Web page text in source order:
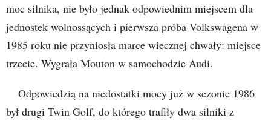
moc silnika, nie było jednak odpowiednim miejscem dla
jednostek wolnossących i pierwsza próba Volkswagena w
1985 roku nie przyniosła marce wiecznej chwały: miejsce
trzecie. Wygrała Mouton w samochodzie Audi.
Odpowiedzią na niedostatki mocy już w sezonie 1986
był drugi Twin Golf, do którego trafiły dwa silniki z